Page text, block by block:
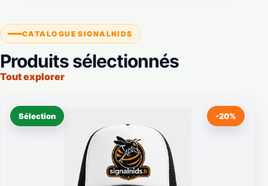
CATALOGUE SIGNALNIDS
Produits sélectionnés
Tout explorer
Sélection -20%